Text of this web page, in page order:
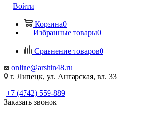
Войти
Корзина0
Избранные товары0
Сравнение товаров0
online@arshin48.ru
г. Липецк, ул. Ангарская, вл. 33
+7 (4742) 559-889
Заказать звонок